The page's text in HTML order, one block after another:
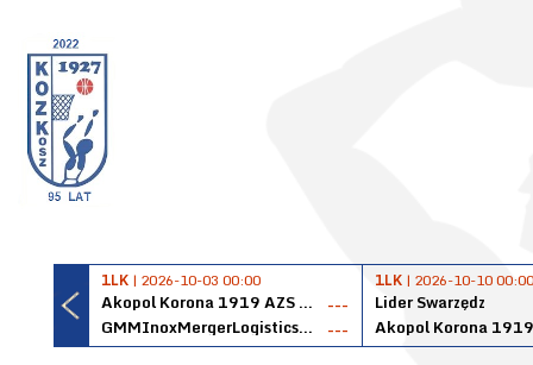
1LK | 2026-10-03 00:00
Akopol Korona 1919 AZS PK Kraków
---
GMMInoxMergerLogisticsPanteryŁańcut
---
1LK | 2026-10-10 00:00
Lider Swarzędz